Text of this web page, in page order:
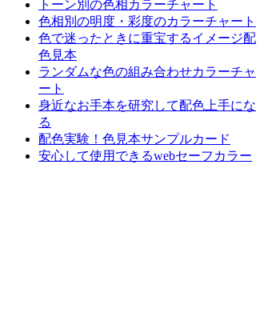
トーン別の色相カラーチャート
色相別の明度・彩度のカラーチャート
色で迷ったときに重宝するイメージ配
色見本
ランダムな色の組み合わせカラーチャ
ート
身近なお手本を研究して配色上手にな
る
配色実験！色見本サンプルカード
安心して使用できるwebセーフカラー